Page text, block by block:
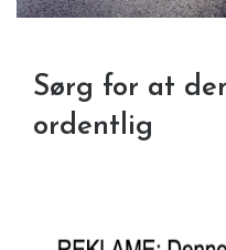
Sørg for at
ordentlig